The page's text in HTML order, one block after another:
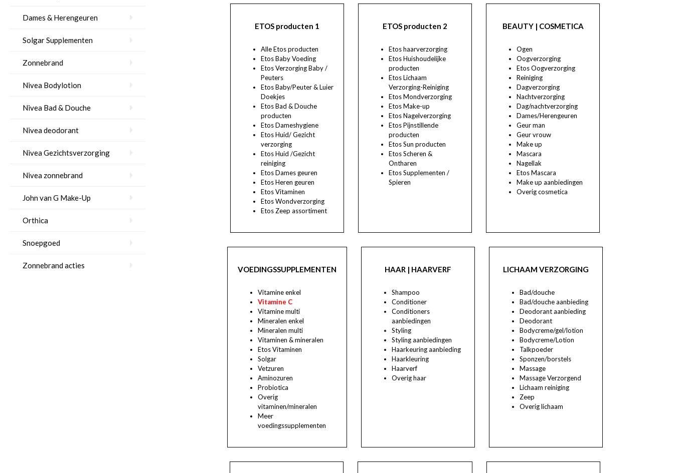
Dames & Herengeuren
Solgar Supplementen
Zonnebrand
Nivea Bodylotion
Nivea Bad & Douche
Nivea deodorant
Nivea Gezichtsverzorging
Nivea zonnebrand
John van G Make-Up
Orthica
Snoepgoed
Zonnebrand acties
ETOS producten 1
Alle Etos producten
Etos Baby Voeding
Etos Verzorging Baby /
Peuters
Etos Baby/Peuter & Luier
Doekjes
Etos Bad & Douche
producten
Etos Dameshygiene
Etos Huid/ Gezicht
verzorging
Etos Huid /Gezicht
reiniging
Etos Dames geuren
Etos Heren geuren
Etos Vitaminen
Etos Wondverzorging
Etos Zeep assortiment
ETOS producten 2
Etos haarverzorging
Etos Huishoudelijke
producten
Etos Lichaam
Verzorging-Reiniging
Etos Mondverzorging
Etos Make-up
Etos Nagelverzorging
Etos Pijnstillende
producten
Etos Sun producten
Etos Scheren &
Ontharen
Etos Supplementen /
Spieren
BEAUTY | COSMETICA
Ogen
Oogverzorging
Etos Oogverzorging
Reiniging
Dagverzorging
Nachtverzorging
Dag/nachtverzorging
Dames/Herengeuren
Geur man
Geur vrouw
Make up
Mascara
Nagellak
Etos Mascara
Make up aanbiedingen
Overig cosmetica
VOEDINGSSUPPLEMENTEN
Vitamine enkel
Vitamine C
Vitamine multi
Mineralen enkel
Mineralen multi
Vitaminen & mineralen
Etos Vitaminen
Solgar
Vetzuren
Aminozuren
Probiotica
Overig
vitaminen/mineralen
Meer
voedingssupplementen
HAAR | HAARVERF
Shampoo
Conditioner
Conditioners
aanbiedingen
Styling
Styling aanbiedingen
Haarkeuring aanbieding
Haarkleuring
Haarverf
Overig haar
LICHAAM VERZORGING
Bad/douche
Bad/douche aanbieding
Deodorant aanbieding
Deodorant
Bodycreme/gel/lotion
Bodycreme/Lotion
Talkpoeder
Sponzen/borstels
Massage
Massage Verzorgend
Lichaam reiniging
Zeep
Overig lichaam